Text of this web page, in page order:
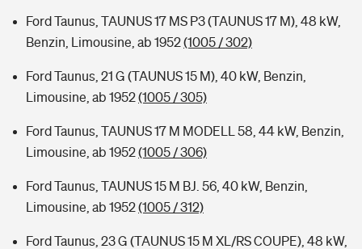
Ford Taunus, TAUNUS 17 MS P3 (TAUNUS 17 M), 48 kW,
Benzin, Limousine, ab 1952(1005 / 302)
Ford Taunus, 21 G (TAUNUS 15 M), 40 kW, Benzin,
Limousine, ab 1952(1005 / 305)
Ford Taunus, TAUNUS 17 M MODELL 58, 44 kW, Benzin,
Limousine, ab 1952(1005 / 306)
Ford Taunus, TAUNUS 15 M BJ. 56, 40 kW, Benzin,
Limousine, ab 1952(1005 / 312)
Ford Taunus, 23 G (TAUNUS 15 M XL/RS COUPE), 48 kW,